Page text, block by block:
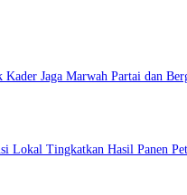
Jaga Marwah Partai dan
Tingkatkan Hasil Panen